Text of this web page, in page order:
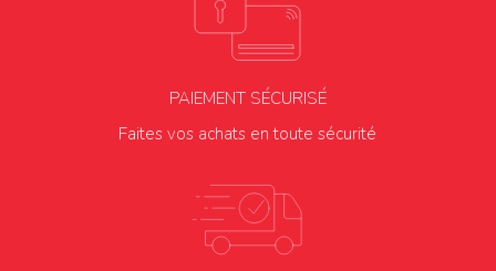
PAIEMENT SÉCURISÉ
Faites vos achats en toute sécurité